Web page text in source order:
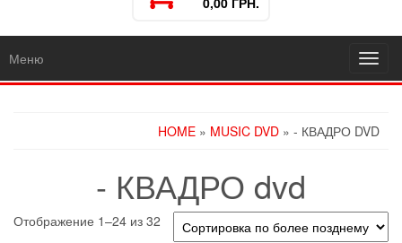
Меню
HOME » MUSIC DVD » - КВАДРО DVD
- КВАДРО dvd
Отображение 1–24 из 32